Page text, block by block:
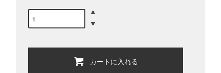
カートに入れる